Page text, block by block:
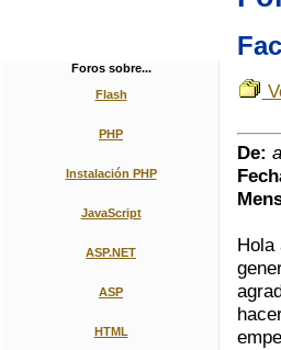
De:
Hola
Foros sobre...
Flash
PHP
Instalación PHP
JavaScript
ASP.NET
ASP
HTML